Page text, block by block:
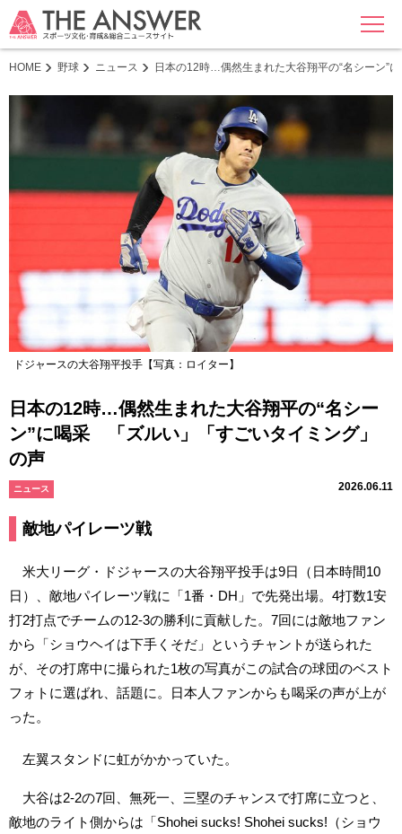
MENU
HOME 野球 ニュース 日本の12時…偶然生まれた大谷翔平の“名シーン”
ドジャースの大谷翔平投手【写真：ロイター】
日本の12時…偶然生まれた大谷翔平の“名シー
ン”に喝采 「ズルい」「すごいタイミング」
の声
ニュース 2026.06.11
敵地パイレーツ戦
米大リーグ・ドジャースの大谷翔平投手は9日（日本時間10
日）、敵地パイレーツ戦に「1番・DH」で先発出場。4打数1安
打2打点でチームの12-3の勝利に貢献した。7回には敵地ファン
から「ショウヘイは下手くそだ」というチャントが送られた
が、その打席中に撮られた1枚の写真がこの試合の球団のベスト
フォトに選ばれ、話題に。日本人ファンからも喝采の声が上が
った。
左翼スタンドに虹がかかっていた。
大谷は2-2の7回、無死一、三塁のチャンスで打席に立つと、
敵地のライト側からは「Shohei sucks! Shohei sucks!（ショウ